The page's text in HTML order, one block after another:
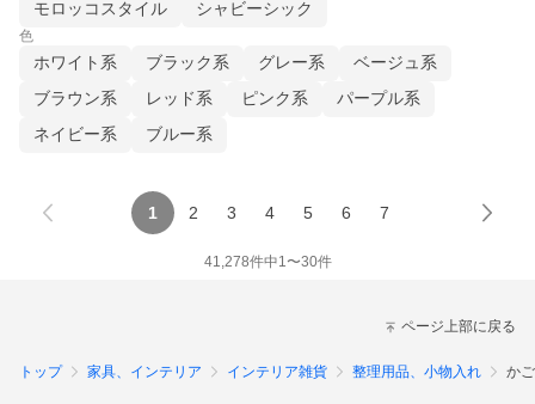
モロッコスタイル
シャビーシック
色
ホワイト系 ブラック系 グレー系
ベージュ系
ブラウン系
レッド系 ピンク系
パープル系
ネイビー系
ブルー系
1 2 3 4 5 6 7
41,278件中1〜30件
ページ上部に戻る
トップ 家具、インテリア インテリア雑貨 整理用品、小物入れ か